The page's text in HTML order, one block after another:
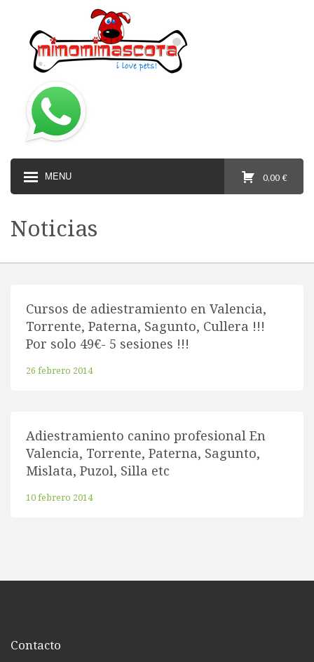
MENU 0,00 €
Noticias
Cursos de adiestramiento en Valencia,
Torrente, Paterna, Sagunto, Cullera !!!
Por solo 49€- 5 sesiones !!!
26 febrero 2014
Adiestramiento canino profesional En
Valencia, Torrente, Paterna, Sagunto,
Mislata, Puzol, Silla etc
10 febrero 2014
Contacto